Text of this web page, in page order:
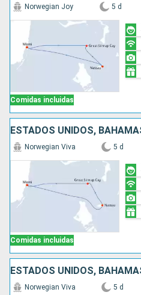
Comidas incluidas
Norwegian Joy 5 d
ESTADOS UNIDOS,
Comidas incluidas
Norwegian Viva 5 d
ESTADOS UNIDOS,
Norwegian Viva 5 d